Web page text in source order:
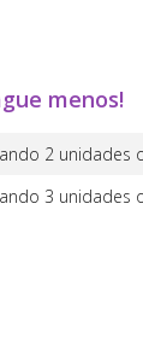
menos!
2 unidades
3 unidades